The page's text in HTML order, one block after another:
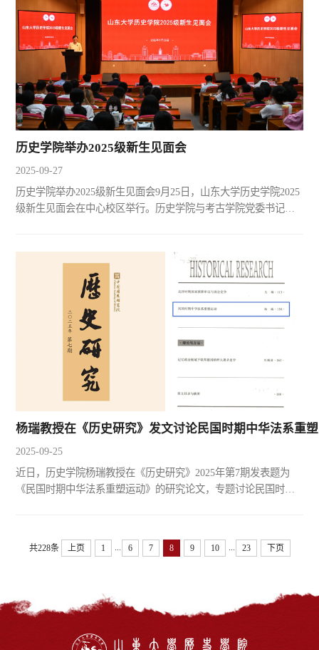
委书记刘军主持。李向阳代表山东大学对全体学员表示热烈...
历史学院举办2025级新生见面会
2025-09-27
历史学院举办2025级新生见面会9月25日，山东大学历史学院2025
级新生见面会在中心校区举行。历史学院与考古学院党委书记刘
动。见面会由历史学院与考古学院党委副书记李一楠主持。代国
玺代表学院全体师生向2025级新生的到来表示热烈欢迎。他围绕
历史源流，学院现状和未来发展三个维度，对学院的建设发展情
杨瑞教授在《历史研究》发文讨论民国时期中华法系重
2025-09-25
近日，历史学院杨瑞教授在《历史研究》2025年第7期发表题为
《民国时期中华法系重塑运动》的研究论文，专题讨论民国时期
振衰起敝效应，中华法系的历史连续性不仅未有中断，且焕发出
新生命之迹象。文章通过爬梳中外各方面史料，澄清并重建了“支
共228条 上页 1 ... 6 7 8 9 10 ... 23 下页